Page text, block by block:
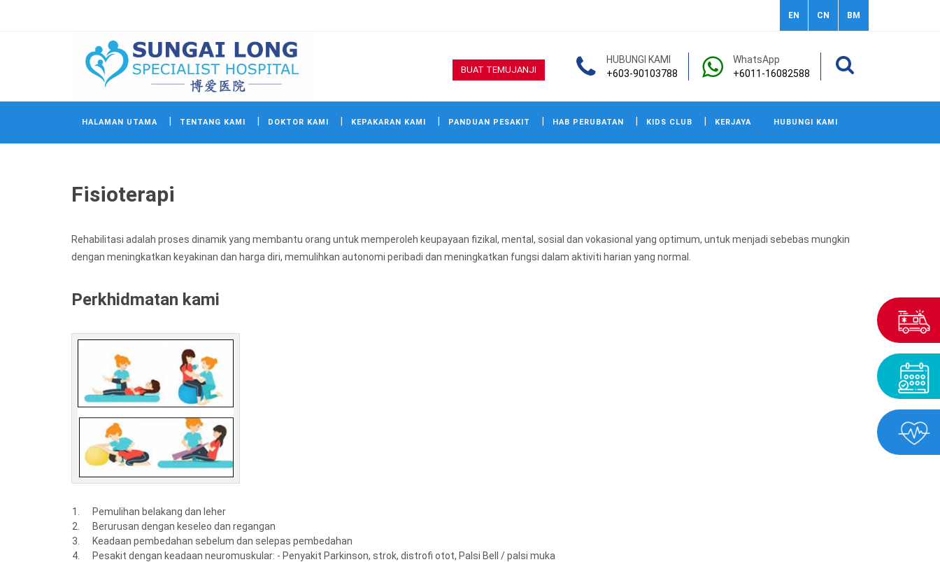
EN CN BM
BUAT TEMUJANJI
HUBUNGI KAMI
+603-90103788
WhatsApp
+6011-16082588
HALAMAN UTAMA TENTANG KAMI DOKTOR KAMI KEPAKARAN KAMI PANDUAN PESAKIT HAB PERUBATAN KIDS CLUB KERJAYA HUBUNGI KAMI
Fisioterapi
Rehabilitasi adalah proses dinamik yang membantu orang untuk memperoleh keupayaan fizikal, mental, sosial dan vokasional yang optimum, untuk menjadi sebebas mungkin
dengan meningkatkan keyakinan dan harga diri, memulihkan autonomi peribadi dan meningkatkan fungsi dalam aktiviti harian yang normal.
Perkhidmatan kami
Pemulihan belakang dan leher
Berurusan dengan keseleo dan regangan
Keadaan pembedahan sebelum dan selepas pembedahan
Pesakit dengan keadaan neuromuskular: - Penyakit Parkinson, strok, distrofi otot, Palsi Bell / palsi muka